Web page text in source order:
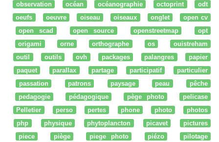
observation
océan océanographie octoprint
odt
oeufs
oeuvre oiseau oiseaux onglet
open cv
open scad
open source openstreetmap
opt
origami
orne orthographe os
ouistreham
outil
outils ovh packages palangres
papier
paquet
parallax partage participatif
particulier
passation
patrons paysage peau
pêche
pedagogie
pédagogique pège photo
pelicase
Pelletier
perso pertes phone photo
photos
php
physique phytoplancton picavet
pictures
piece
piège piege photo piézo
pilotage